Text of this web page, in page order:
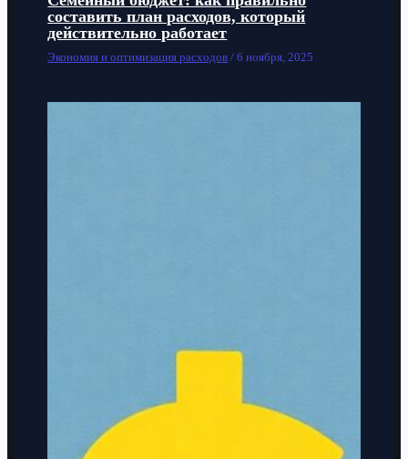
составить план расходов, который
действительно работает
Экономия и оптимизация расходов /6 ноября, 2025